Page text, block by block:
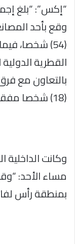
“إكس”: “بلغ
وقع بأحد
(54) شخصا،
القطرية
بالتعاون مع
(18) شخصا مفقودا”.
وكانت
مساء الأحد:
بمنطقة رأس